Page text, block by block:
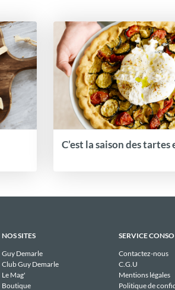
C’est la saison des tartes
NOS SITES
Guy Demarle
Club Guy Demarle
Le Mag'
Boutique
SERVICE CONSO
Contactez-nous
C.G.U
Mentions légales
Politique de